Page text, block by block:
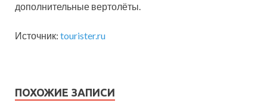
дополнительные вертолёты.
Источник: tourister.ru
ПОХОЖИЕ ЗАПИСИ